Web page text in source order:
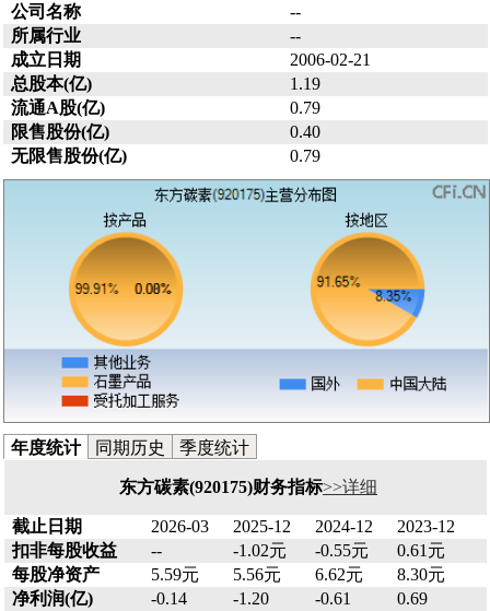
公司名称
--
所属行业
--
成立日期
2006-02-21
总股本(亿)
1.19
流通A股(亿)
0.79
限售股份(亿)
0.40
无限售股份(亿)
0.79
年度统计 同期历史 季度统计
东方碳素(920175)财务指标>>详细
截止日期 2026-03 2025-12 2024-12
2023-12
扣非每股收益
-- -1.02元 -0.55元
0.61元
每股净资产
5.59元 5.56元 6.62元
8.30元
净利润(亿)
-0.14 -1.20 -0.61
0.69